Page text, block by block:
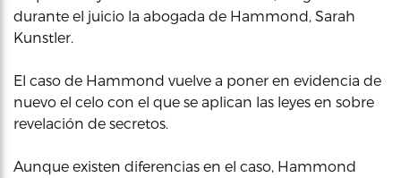
durante el juicio la abogada de Hammond, Sarah
Kunstler.
El caso de Hammond vuelve a poner en evidencia de
nuevo el celo con el que se aplican las leyes en sobre
revelación de secretos.
Aunque existen diferencias en el caso, Hammond